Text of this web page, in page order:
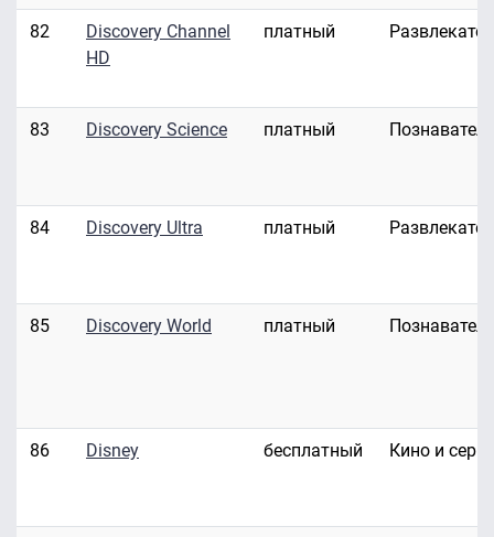
82
Discovery Channel
HD
платный
83 Discovery Science платный
84 Discovery Ultra платный
85 Discovery World платный
86 Disney бесплатный Кино и